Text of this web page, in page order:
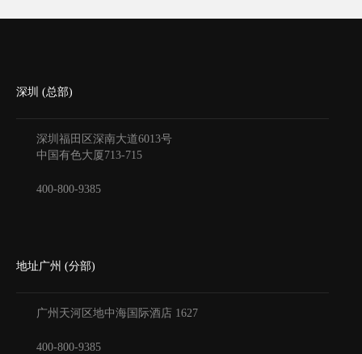
深圳 (总部)
深圳福田区深南大道6013号
中国有色大厦713-715
400-800-9385
地址广州 (分部)
广州天河区地中海国际酒店 1627
400-800-9385